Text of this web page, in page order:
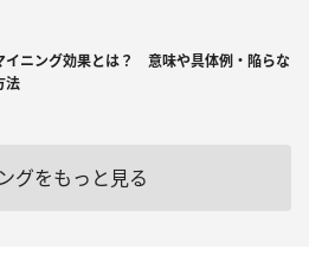
イニング効果とは？ 意味や具体例・陥らな
法
グをもっと見る